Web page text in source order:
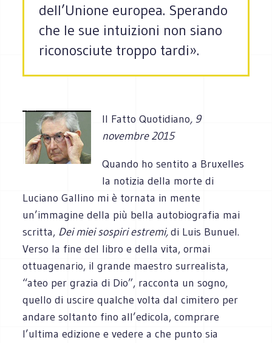
dell’Unione europea. Sperando
che le sue intuizioni non siano
riconosciute troppo tardi».
Il Fatto Quotidiano, 9
novembre 2015
Quando ho sentito a Bruxelles
la notizia della morte di
Luciano Gallino mi è tornata in mente
un’immagine della più bella autobiografia mai
scritta, Dei miei sospiri estremi,di Luis Bunuel.
Verso la fine del libro e della vita, ormai
ottuagenario, il grande maestro surrealista,
“ateo per grazia di Dio”, racconta un sogno,
quello di uscire qualche volta dal cimitero per
andare soltanto fino all’edicola, comprare
l’ultima edizione e vedere a che punto sia